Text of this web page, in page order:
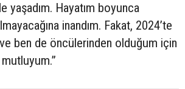
yaşadım. Hayatım boyunca
inandım. Fakat, 2024’te
ben de öncülerinden olduğum için